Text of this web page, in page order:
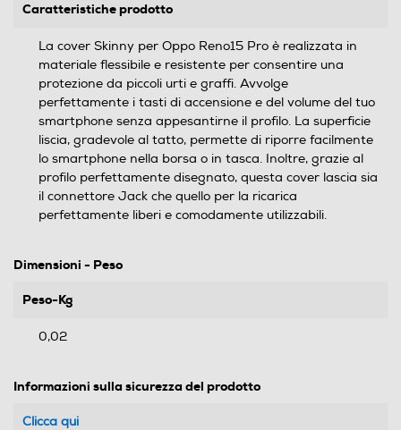
Caratteristiche prodotto
La cover Skinny per Oppo Reno15 Pro è realizzata in
materiale flessibile e resistente per consentire una
protezione da piccoli urti e graffi. Avvolge
perfettamente i tasti di accensione e del volume del tuo
smartphone senza appesantirne il profilo. La superficie
liscia, gradevole al tatto, permette di riporre facilmente
lo smartphone nella borsa o in tasca. Inoltre, grazie al
profilo perfettamente disegnato, questa cover lascia sia
il connettore Jack che quello per la ricarica
perfettamente liberi e comodamente utilizzabili.
Dimensioni - Peso
Peso-Kg
0,02
Informazioni sulla sicurezza del prodotto
Clicca qui